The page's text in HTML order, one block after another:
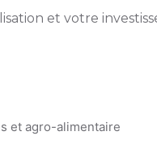
et votre
et agro-alimentaire